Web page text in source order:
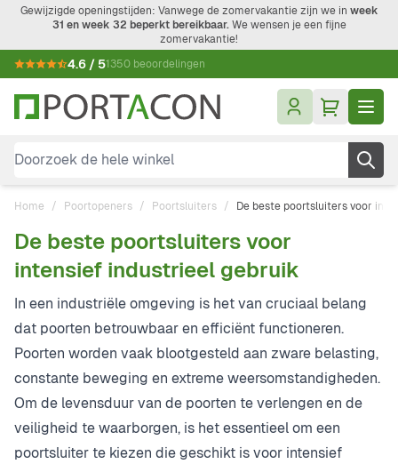
Ga naar de inhoud
Gewijzigde openingstijden: Vanwege de zomervakantie zijn we in week
31 en week 32 beperkt bereikbaar.We wensen je een fijne
zomervakantie!
4.6 / 51350 beoordelingen
Doorzoek de hele winkel
Home / Poortopeners / Poortsluiters / De beste poortsluiters voor
De beste poortsluiters voor
intensief industrieel gebruik
In een industriële omgeving is het van cruciaal belang
dat poorten betrouwbaar en efficiënt functioneren.
Poorten worden vaak blootgesteld aan zware belasting,
constante beweging en extreme weersomstandigheden.
Om de levensduur van de poorten te verlengen en de
veiligheid te waarborgen, is het essentieel om een
poortsluiter te kiezen die geschikt is voor intensief